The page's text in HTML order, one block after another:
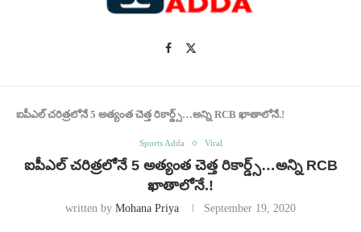
ఐపీఎల్ చరిత్రలోనే 5 అత్యంత చెత్త రికార్డ్స్…అన్ని RCB ఖాతాలోనే.!
Sports Adda Viral
ఐపీఎల్ చరిత్రలోనే 5 అత్యంత చెత్త రికార్డ్స్…అన్ని RCB
ఖాతాలోనే.!
written by Mohana Priya September 19, 2020